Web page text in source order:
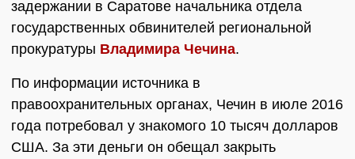
задержании в Саратове начальника отдела
государственных обвинителей региональной
прокуратуры Владимира Чечина.
По информации источника в
правоохранительных органах, Чечин в июле 2016
года потребовал у знакомого 10 тысяч долларов
США. За эти деньги он обещал закрыть